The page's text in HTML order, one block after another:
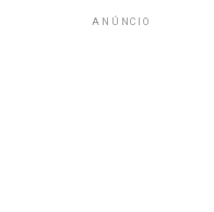
ANÚNCIO